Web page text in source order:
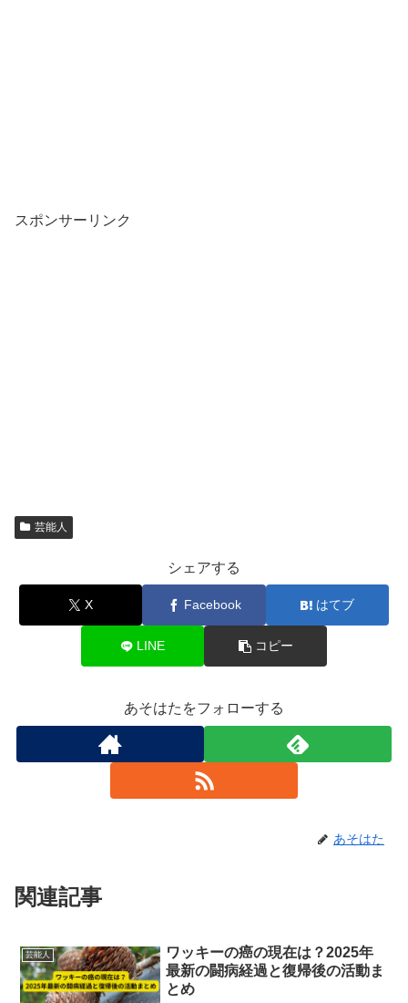
スポンサーリンク
芸能人
シェアする
X Facebook はてブ
LINE コピー
あそはたをフォローする
あそはた
関連記事
芸能人
ワッキーの癌の現在は？2025年
最新の闘病経過と復帰後の活動ま
とめ